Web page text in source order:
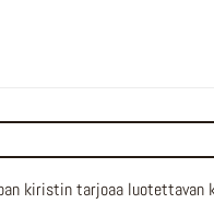
kiristin tarjoaa luotettavan